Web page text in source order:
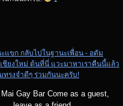
Gay Bar Come as a guest,